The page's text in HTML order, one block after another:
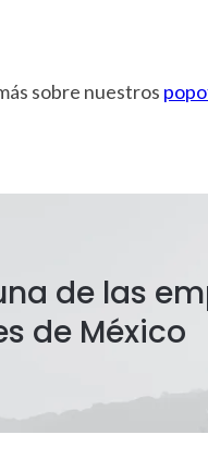
sobre nuestros
de las
de México